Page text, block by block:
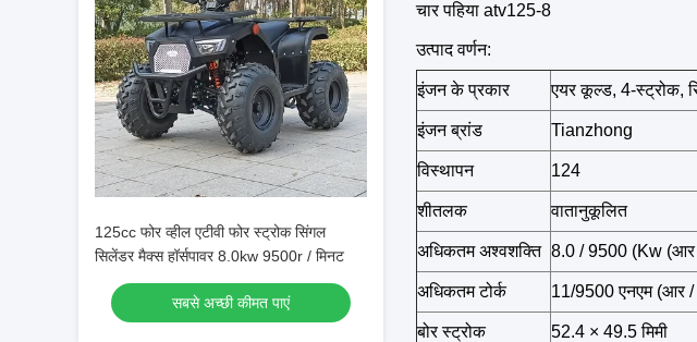
125cc फोर व्हील एटीवी फोर स्ट्रोक सिंगल
सिलेंडर मैक्स हॉर्सपावर 8.0kw 9500r / मिनट
सबसे अच्छी कीमत पाएं
चार पहिया atv125-8
उत्पाद वर्णन:
इंजन के प्रकार एयर कूल्ड, 4-स्ट्रोक,
इंजन ब्रांड Tianzhong
विस्थापन 124
शीतलक वातानुकूलित
अधिकतम अश्वशक्ति 8.0 / 9500 (Kw (आर
अधिकतम टोर्क 11/9500 एनएम (आर /
बोर स्ट्रोक 52.4 × 49.5 मिमी